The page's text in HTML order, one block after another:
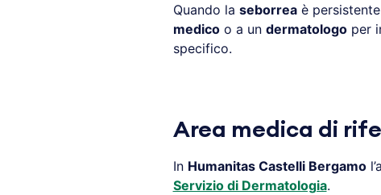
Quando la seborreaè
medicoo a un dermatologoper
specifico.
Area medica di
In Humanitas Castelli Bergamo
Servizio di Dermatologia.